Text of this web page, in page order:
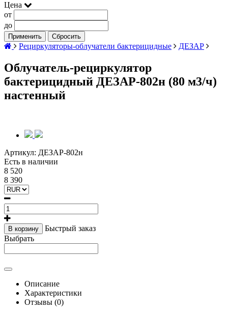
Цена
от
до
Применить Сбросить
Рециркуляторы-облучатели бактерицидные ДЕЗАР
Облучатель-рециркулятор
бактерицидный ДЕЗАР-802н (80 м3/ч)
настенный
Артикул: ДЕЗАР-802н
Есть в наличии
8 520
8 390
В корзину
Быстрый заказ
Выбрать
Описание
Характеристики
Отзывы (0)